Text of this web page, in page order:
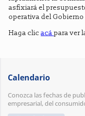
asfixiará el
operativa del
Haga clic acá para ver
Calendario
Conozca las fechas de
empresarial, del